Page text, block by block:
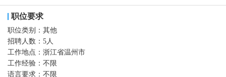
职位要求
职位类别： 其他
招聘人数： 5人
工作地点： 浙江省温州市
工作经验： 不限
语言要求： 不限